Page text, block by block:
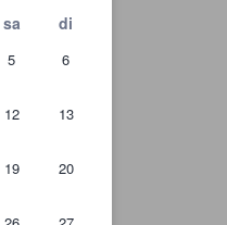
sa di
5 6
12 13
19 20